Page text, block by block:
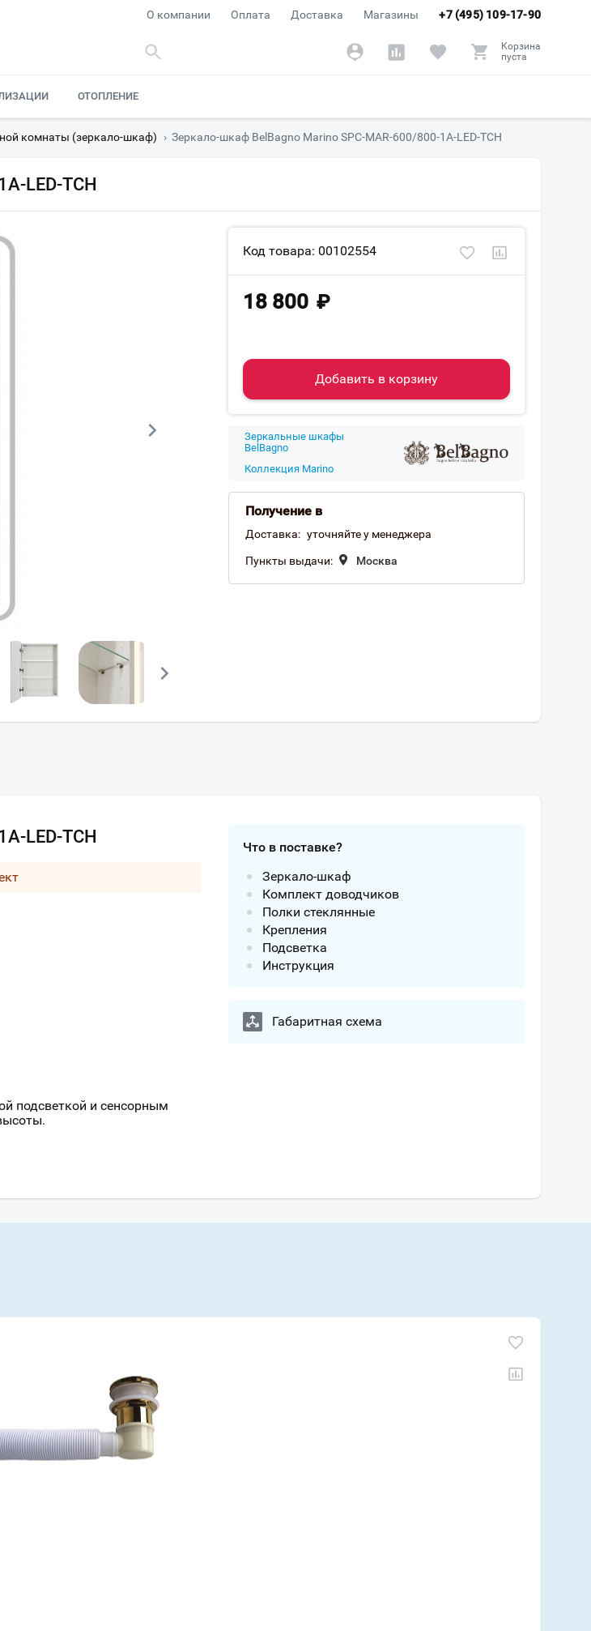
+7 (495) 109-17-90
О компании Оплата Доставка Магазины
Корзина
пуста
ОТОПЛЕНИЕ
комнаты (зеркало-шкаф) › Зеркало-шкаф BelBagno Marino SPC-MAR-600/800-1A-LED-TCH
LED-TCH
Код товара: 00102554
18 800 ₽
Добавить в корзину
Зеркальные шкафы
BelBagno
Коллекция Marino
Получение в
Доставка: уточняйте у менеджера
Пункты выдачи: Москва
LED-TCH
подсветкой и сенсорным
Что в поставке?
Зеркало-шкаф
Комплект доводчиков
Полки стеклянные
Крепления
Подсветка
Инструкция
Габаритная схема